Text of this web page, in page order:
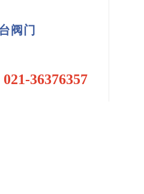
阀门
021-36376357